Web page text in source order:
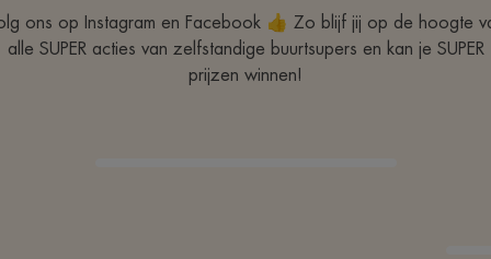
ons op Instagram en Facebook 👍 Zo blijf jij op de hoogte
alle SUPER acties van zelfstandige buurtsupers en kan je SUPER
prijzen winnen!